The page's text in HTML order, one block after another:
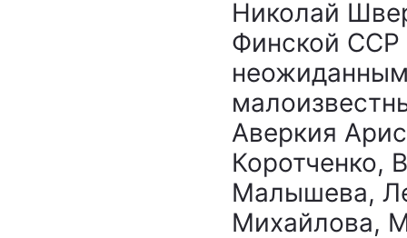
Николай
Финской ССР
Аверкия
Коротченко,
Малышева,
Михайлова,